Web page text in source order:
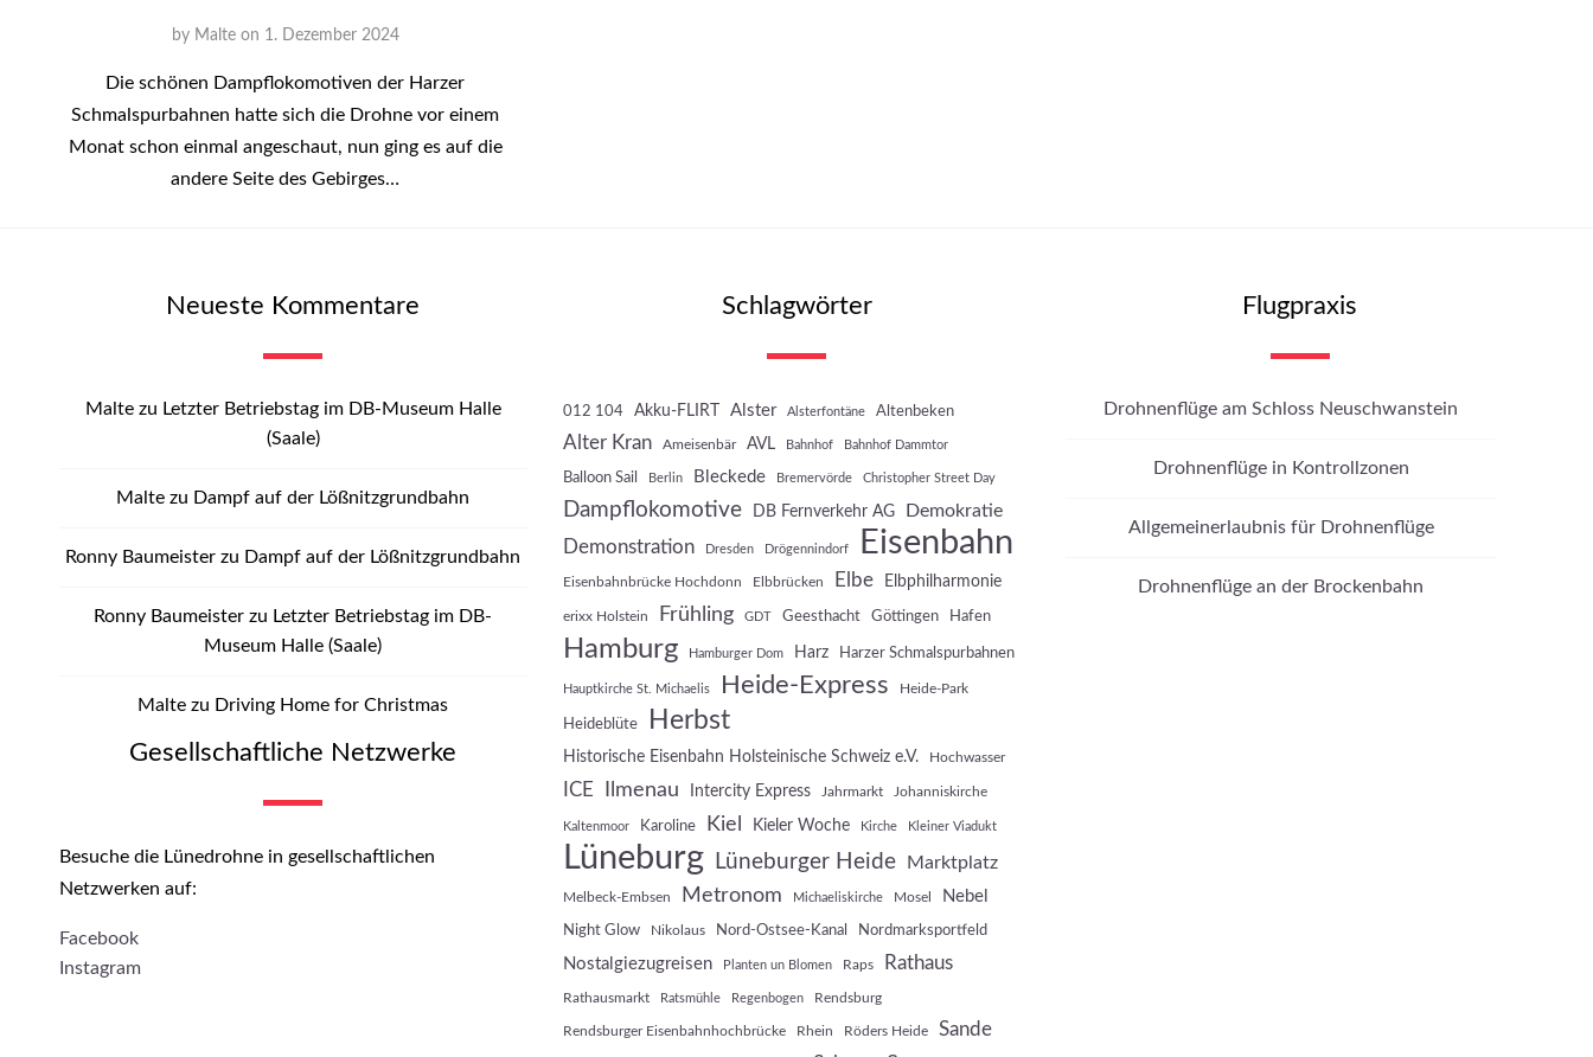
by Malte on 1. Dezember 2024
Die schönen Dampflokomotiven der Harzer
Schmalspurbahnen hatte sich die Drohne vor einem
Monat schon einmal angeschaut, nun ging es auf die
andere Seite des Gebirges…
Neueste Kommentare
Maltezu Letzter Betriebstag im DB-Museum Halle
(Saale)
Malte zu Dampf auf der Lößnitzgrundbahn
Ronny Baumeister zu Dampf auf der Lößnitzgrundbahn
Ronny Baumeister zu Letzter Betriebstag im DB-
Museum Halle (Saale)
Malte zu Driving Home for Christmas
Gesellschaftliche Netzwerke
Besuche die Lünedrohne in gesellschaftlichen
Netzwerken auf:
Facebook
Instagram
Schlagwörter
012 104 Akku-FLIRT Alster Alsterfontäne Altenbeken
Alter Kran Ameisenbär AVL Bahnhof Bahnhof Dammtor
Balloon Sail Berlin Bleckede Bremervörde Christopher Street Day
Dampflokomotive DB Fernverkehr AG Demokratie
Demonstration Dresden Drögennindorf Eisenbahn
Eisenbahnbrücke Hochdonn Elbbrücken Elbe Elbphilharmonie
erixx Holstein Frühling GDT Geesthacht Göttingen Hafen
Hamburg Hamburger Dom Harz Harzer Schmalspurbahnen
Hauptkirche St. Michaelis Heide-Express Heide-Park
Heideblüte Herbst
Historische Eisenbahn Holsteinische Schweiz e.V. Hochwasser
ICE Ilmenau Intercity Express Jahrmarkt Johanniskirche
Kaltenmoor Karoline Kiel Kieler Woche Kirche Kleiner Viadukt
Lüneburg Lüneburger Heide Marktplatz
Melbeck-Embsen Metronom Michaeliskirche Mosel Nebel
Night Glow Nikolaus Nord-Ostsee-Kanal Nordmarksportfeld
Nostalgiezugreisen Planten un Blomen Raps Rathaus
Rathausmarkt Ratsmühle Regenbogen Rendsburg
Rendsburger Eisenbahnhochbrücke Rhein Röders Heide Sande
Flugpraxis
Drohnenflüge am Schloss Neuschwanstein
Drohnenflüge in Kontrollzonen
Allgemeinerlaubnis für Drohnenflüge
Drohnenflüge an der Brockenbahn